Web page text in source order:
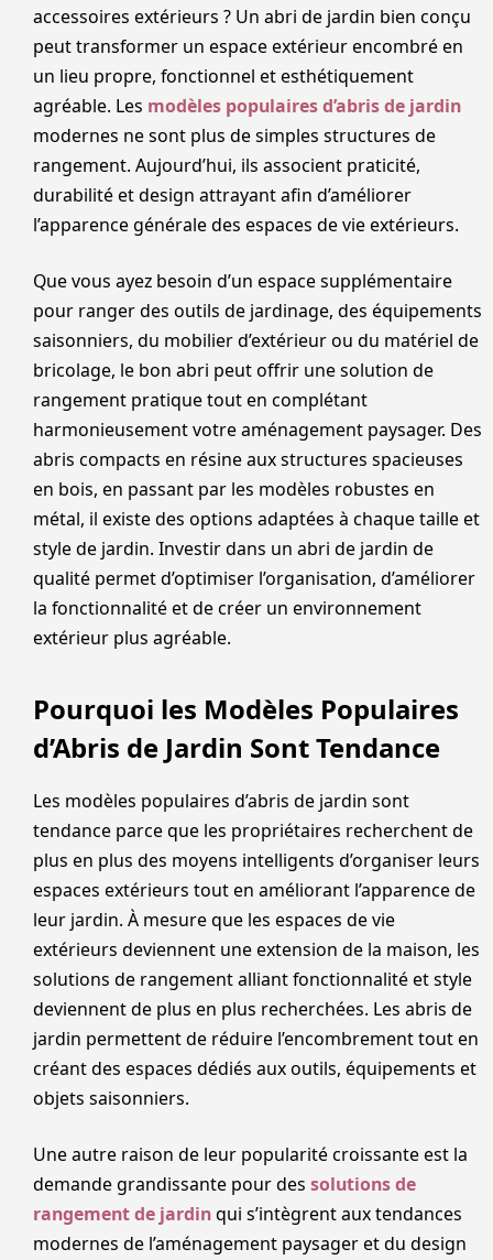
accessoires extérieurs ? Un abri de jardin bien conçu
peut transformer un espace extérieur encombré en
un lieu propre, fonctionnel et esthétiquement
agréable. Les modèles populaires d’abris de jardin
modernes ne sont plus de simples structures de
rangement. Aujourd’hui, ils associent praticité,
durabilité et design attrayant afin d’améliorer
l’apparence générale des espaces de vie extérieurs.
Que vous ayez besoin d’un espace supplémentaire
pour ranger des outils de jardinage, des équipements
saisonniers, du mobilier d’extérieur ou du matériel de
bricolage, le bon abri peut offrir une solution de
rangement pratique tout en complétant
harmonieusement votre aménagement paysager. Des
abris compacts en résine aux structures spacieuses
en bois, en passant par les modèles robustes en
métal, il existe des options adaptées à chaque taille et
style de jardin. Investir dans un abri de jardin de
qualité permet d’optimiser l’organisation, d’améliorer
la fonctionnalité et de créer un environnement
extérieur plus agréable.
Pourquoi les Modèles Populaires
d’Abris de Jardin Sont Tendance
Les modèles populaires d’abris de jardin sont
tendance parce que les propriétaires recherchent de
plus en plus des moyens intelligents d’organiser leurs
espaces extérieurs tout en améliorant l’apparence de
leur jardin. À mesure que les espaces de vie
extérieurs deviennent une extension de la maison, les
solutions de rangement alliant fonctionnalité et style
deviennent de plus en plus recherchées. Les abris de
jardin permettent de réduire l’encombrement tout en
créant des espaces dédiés aux outils, équipements et
objets saisonniers.
Une autre raison de leur popularité croissante est la
demande grandissante pour des solutions de
rangement de jardinqui s’intègrent aux tendances
modernes de l’aménagement paysager et du design